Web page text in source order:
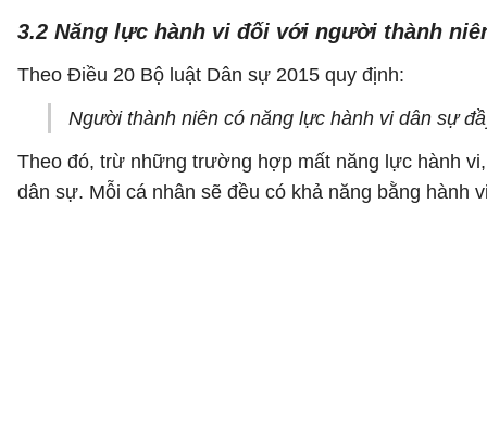
3.2 Năng lực hành vi đối với người thành
Theo Điều 20 Bộ luật Dân sự 2015 quy định:
Người thành niên có năng lực hành vi dân sự
Theo đó, trừ những trường hợp mất năng lực hành
dân sự. Mỗi cá nhân sẽ đều có khả năng bằng hành